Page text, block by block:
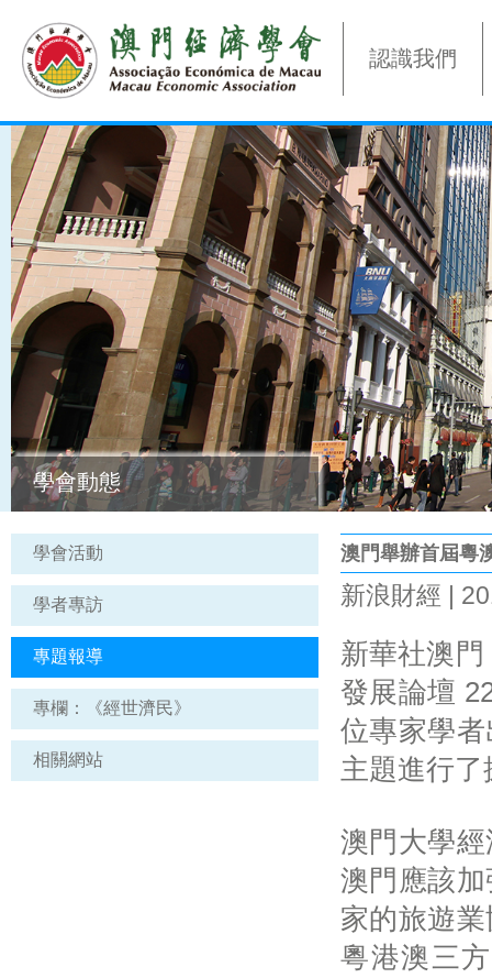
認識我們
學會動態
學會活動
學者專訪
專題報導
專欄：《經世濟民》
相關網站
澳門舉辦首屆粵
新浪財經 |
新華社澳
發展論壇
位專家學
主題進行
澳門大學
澳門應該
家的旅遊
粵港澳三